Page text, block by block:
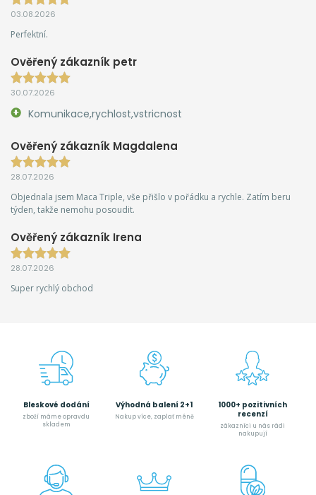
03.08.2026
Perfektní.
Ověřený zákazník petr
30.07.2026
Komunikace,rychlost,vstricnost
Ověřený zákazník Magdalena
28.07.2026
Objednala jsem Maca Triple, vše přišlo v pořádku a rychle. Zatím beru
týden, takže nemohu posoudit.
Ověřený zákazník Irena
28.07.2026
Super rychlý obchod
Bleskové dodání
zboží máme opravdu
skladem
Výhodná balení 2+1
Nakup více, zaplať méně
1000+ pozitivních
recenzí
zákazníci u nás rádi
nakupují